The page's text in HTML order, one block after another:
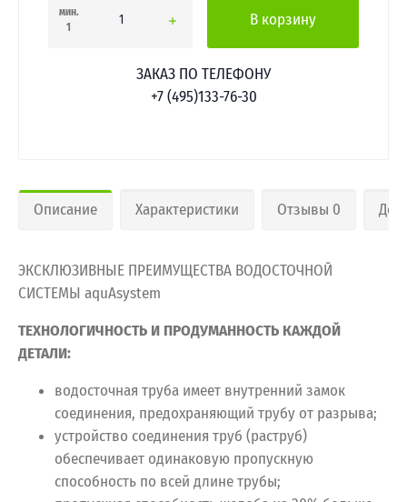
мин.
1
В корзину
ЗАКАЗ ПО ТЕЛЕФОНУ
+7 (495)133-76-30
Описание Характеристики Отзывы 0
ЭКСКЛЮЗИВНЫЕ ПРЕИМУЩЕСТВА ВОДОСТОЧНОЙ
СИСТЕМЫ aquAsystem
ТЕХНОЛОГИЧНОСТЬ И ПРОДУМАННОСТЬ КАЖДОЙ
ДЕТАЛИ:
водосточная труба имеет внутренний замок
соединения, предохраняющий трубу от разрыва;
устройство соединения труб (раструб)
обеспечивает одинаковую пропускную
способность по всей длине трубы;